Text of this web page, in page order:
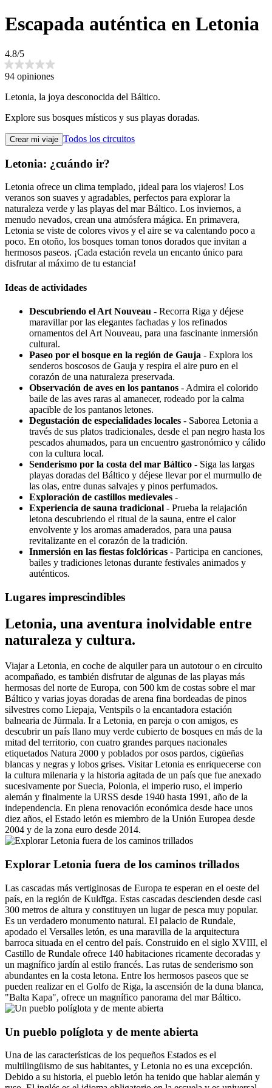
Escapada auténtica en Letonia
4.8/5
94 opiniones
Letonia, la joya desconocida del Báltico.
Explore sus bosques místicos y sus playas doradas.
Crear mi viaje Todos los circuitos
Letonia: ¿cuándo ir?
Letonia ofrece un clima templado, ¡ideal para los viajeros! Los
veranos son suaves y agradables, perfectos para explorar la
naturaleza verde y las playas del mar Báltico. Los inviernos, a
menudo nevados, crean una atmósfera mágica. En primavera,
Letonia se viste de colores vivos y el aire se va calentando poco a
poco. En otoño, los bosques toman tonos dorados que invitan a
hermosos paseos. ¡Cada estación revela un encanto único para
disfrutar al máximo de tu estancia!
Ideas de actividades
Descubriendo el Art Nouveau - Recorra Riga y déjese
maravillar por las elegantes fachadas y los refinados
ornamentos del Art Nouveau, para una fascinante inmersión
cultural.
Paseo por el bosque en la región de Gauja - Explora los
senderos boscosos de Gauja y respira el aire puro en el
corazón de una naturaleza preservada.
Observación de aves en los pantanos - Admira el colorido
baile de las aves raras al amanecer, rodeado por la calma
apacible de los pantanos letones.
Degustación de especialidades locales - Saborea Letonia a
través de sus platos tradicionales, desde el pan negro hasta los
pescados ahumados, para un encuentro gastronómico y cálido
con la cultura local.
Senderismo por la costa del mar Báltico - Siga las largas
playas doradas del Báltico y déjese llevar por el murmullo de
las olas, entre dunas salvajes y pinos perfumados.
Exploración de castillos medievales -
Experiencia de sauna tradicional - Prueba la relajación
letona descubriendo el ritual de la sauna, entre el calor
envolvente y los aromas amaderados, para una pausa
revitalizante en el corazón de la tradición.
Inmersión en las fiestas folclóricas - Participa en canciones,
bailes y tradiciones letonas durante festivales animados y
auténticos.
Lugares imprescindibles
Letonia, una aventura inolvidable entre
naturaleza y cultura.
Viajar a Letonia, en coche de alquiler para un autotour o en circuito
acompañado, es también disfrutar de algunas de las playas más
hermosas del norte de Europa, con 500 km de costas sobre el mar
Báltico y varias joyas doradas de arena fina bordeadas de pinos
silvestres como Liepaja, Ventspils o la encantadora estación
balnearia de Jūrmala. Ir a Letonia, en pareja o con amigos, es
descubrir un país llano muy verde cubierto de bosques en más de la
mitad del territorio, con cuatro grandes parques nacionales
etiquetados Natura 2000 y poblados por osos pardos, cigüeñas
blancas y negras y lobos grises. Visitar Letonia es enriquecerse con
la cultura milenaria y la historia agitada de un país que fue anexado
sucesivamente por Suecia, Polonia, el imperio ruso, el imperio
alemán y finalmente la URSS desde 1940 hasta 1991, año de la
independencia. En plena renovación económica desde hace unos
diez años, el Estado letón es miembro de la Unión Europea desde
2004 y de la zona euro desde 2014.
Explorar Letonia fuera de los caminos trillados
Las cascadas más vertiginosas de Europa te esperan en el oeste del
país, en la región de Kuldīga. Estas cascadas descienden desde casi
300 metros de altura y constituyen un lugar de pesca muy popular.
Es un verdadero monumento natural. El palacio de Rundale,
apodado el Versalles letón, es una maravilla de la arquitectura
barroca situada en el centro del país. Construido en el siglo XVIII, el
Castillo de Rundale ofrece 140 habitaciones ricamente decoradas y
un magnífico jardín al estilo francés. Las rutas de senderismo son
abundantes en la costa letona. Entre los hermosos paseos que se
pueden realizar en el Golfo de Riga, la ascensión de la duna blanca,
"Balta Kapa", ofrece un magnífico panorama del mar Báltico.
Un pueblo políglota y de mente abierta
Una de las características de los pequeños Estados es el
multilingüismo de sus habitantes, y Letonia no es una excepción.
Debido a su historia, el pueblo letón ha tenido que hablar alemán y